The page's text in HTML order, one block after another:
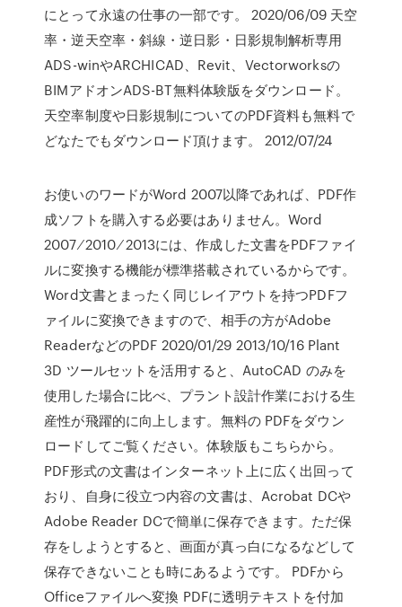
にとって永遠の仕事の一部です。 2020/06/09 天空
率・逆天空率・斜線・逆日影・日影規制解析専用
ADS-winやARCHICAD、Revit、Vectorworksの
BIMアドオンADS-BT無料体験版をダウンロード。
天空率制度や日影規制についてのPDF資料も無料で
どなたでもダウンロード頂けます。 2012/07/24
お使いのワードがWord 2007以降であれば、PDF作
成ソフトを購入する必要はありません。Word
2007 ⁄ 2010 ⁄ 2013には、作成した文書をPDFファイ
ルに変換する機能が標準搭載されているからです。
Word文書とまったく同じレイアウトを持つPDFフ
ァイルに変換できますので、相手の方がAdobe
ReaderなどのPDF 2020/01/29 2013/10/16 Plant
3D ツールセットを活用すると、AutoCAD のみを
使用した場合に比べ、プラント設計作業における生
産性が飛躍的に向上します。無料の PDFをダウン
ロードしてご覧ください。体験版もこちらから。
PDF形式の文書はインターネット上に広く出回って
おり、自身に役立つ内容の文書は、Acrobat DCや
Adobe Reader DCで簡単に保存できます。ただ保
存をしようとすると、画面が真っ白になるなどして
保存できないことも時にあるようです。 PDFから
Officeファイルへ変換 PDFに透明テキストを付加